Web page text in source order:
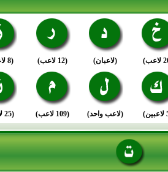
(لاعبان) (12 لاعب) (8 لاعبين)
(لاعب واحد) (109 لاعب) (25 لاعب)